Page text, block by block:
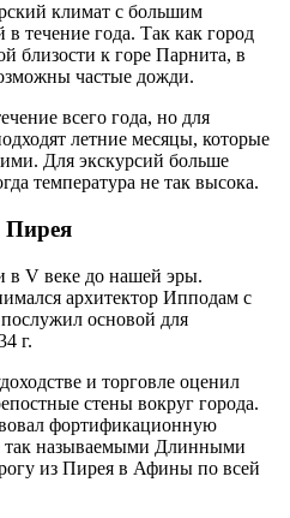
климат с большим
течение года. Так как город
близости к горе Парнита, в
частые дожди.
всего года, но для
летние месяцы, которые
Для экскурсий больше
температура не так высока.
Пирея
в V веке до нашей эры.
архитектор Ипподам с
основой для
г.
и торговле оценил
стены вокруг города.
фортификационную
так называемыми Длинными
из Пирея в Афины по всей